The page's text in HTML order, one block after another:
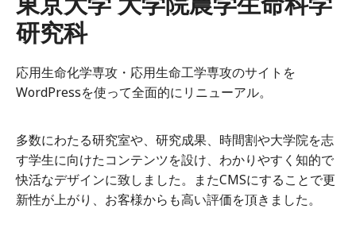
研究科
応用生命化学専攻・応用生命工学専攻のサイトを
WordPressを使って全面的にリニューアル。
多数にわたる研究室や、研究成果、時間割や大学院を志
す学生に向けたコンテンツを設け、わかりやすく知的で
快活なデザインに致しました。またCMSにすることで更
新性が上がり、お客様からも高い評価を頂きました。